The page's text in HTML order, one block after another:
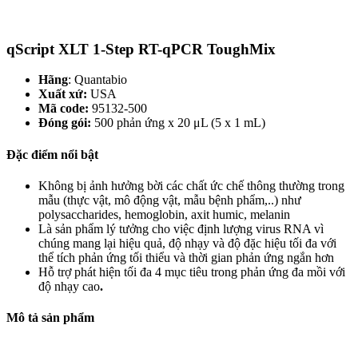
qScript XLT 1-Step RT-qPCR ToughMix
Hãng: Quantabio
Xuất xứ: USA
Mã code: 95132-500
Đóng gói: 500 phản ứng x 20 μL (5 x 1 mL)
Đặc điểm nổi bật
Không bị ảnh hưởng bời các chất ức chế thông thường trong
mẫu (thực vật, mô động vật, mẫu bệnh phẩm,..) như
polysaccharides, hemoglobin, axit humic, melanin
Là sản phẩm lý tưởng cho việc định lượng virus RNA vì
chúng mang lại hiệu quả, độ nhạy và độ đặc hiệu tối đa với
thể tích phản ứng tối thiểu và thời gian phản ứng ngắn hơn
Hỗ trợ phát hiện tối đa 4 mục tiêu trong phản ứng đa mồi với
độ nhạy cao.
Mô tả sản phẩm